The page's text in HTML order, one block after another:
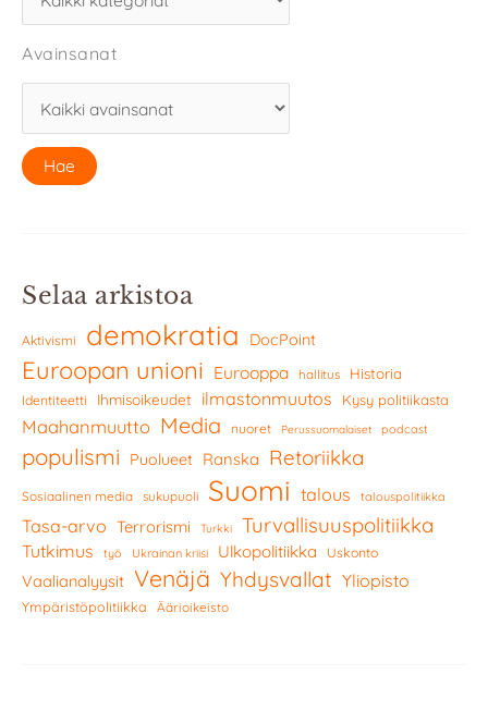
Avainsanat
Selaa arkistoa
Aktivismi demokratia DocPoint
Euroopan unioni Eurooppa hallitus Historia
Identiteetti Ihmisoikeudet ilmastonmuutos Kysy politiikasta
Maahanmuutto Media nuoret Perussuomalaiset podcast
populismi Puolueet Ranska Retoriikka
Sosiaalinen media sukupuoli Suomi talous talouspolitiikka
Tasa-arvo Terrorismi Turkki Turvallisuuspolitiikka
Tutkimus työ Ukrainan kriisi Ulkopolitiikka Uskonto
Vaalianalyysit Venäjä Yhdysvallat Yliopisto
Ympäristöpolitiikka Äärioikeisto